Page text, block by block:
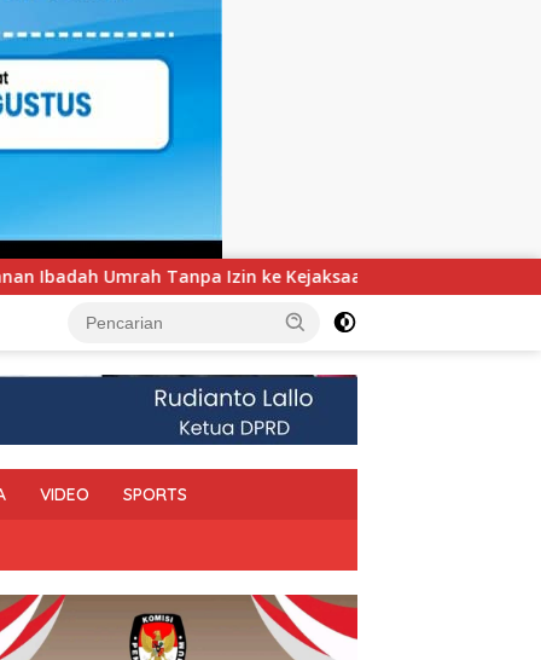
UNIMEN Tambah Delapan Program Studi
VIDEO SPORTS